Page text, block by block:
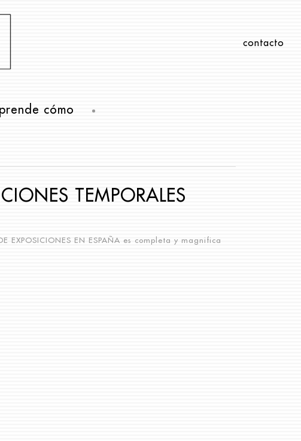
contacto
cómo
TEMPORALES
EXPOSICIONES EN ESPAÑA es completa y magnifica